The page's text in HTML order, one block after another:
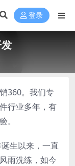
登录
360。我们专
行业多年，有
。
生以来，一直
雨洗练，如今